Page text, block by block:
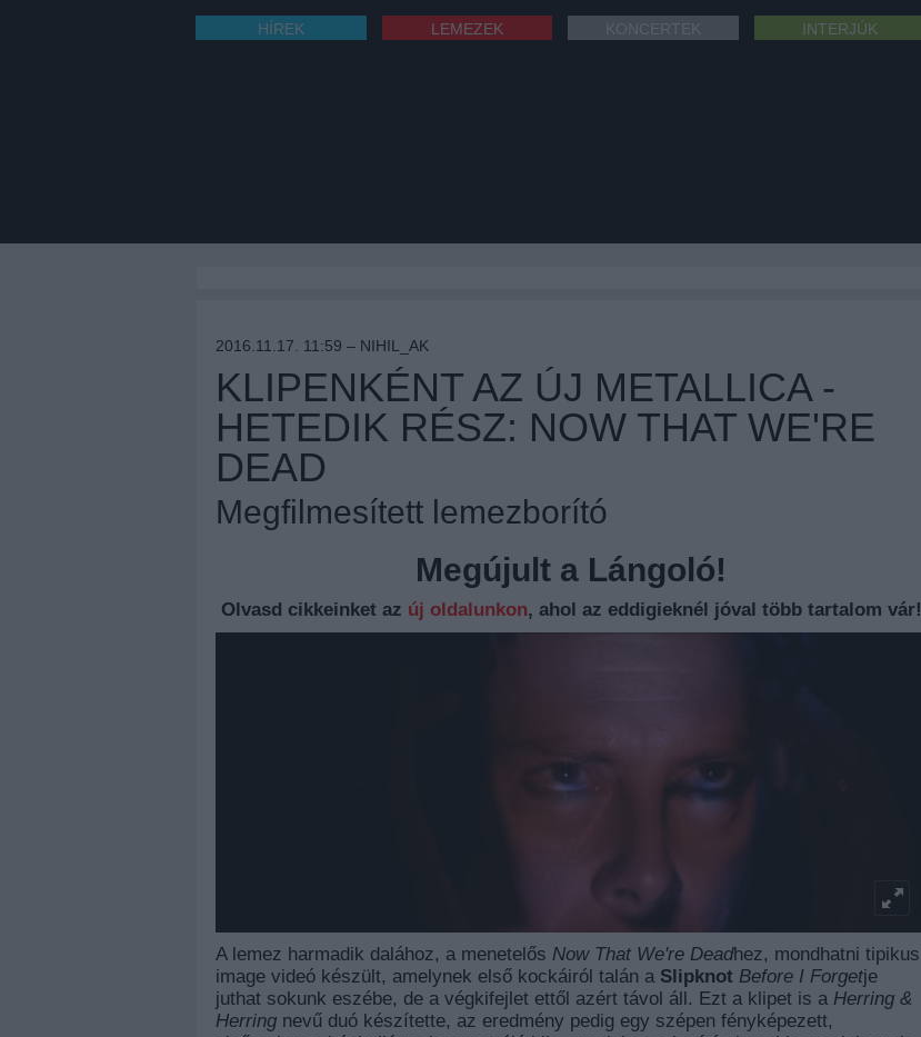
HÍREK LEMEZEK INTERJÚK
2016.11.17. 11:59 – NIHIL_AK
KLIPENKÉNT AZ ÚJ METALLICA -
HETEDIK RÉSZ: NOW THAT WE'RE
DEAD
Megfilmesített lemezborító
Megújult a Lángoló!
Olvasd cikkeinket az új oldalunkon, ahol az eddigieknél jóval több tartalom vár!
A lemez harmadik dalához, a menetelős Now That We're Deadhez, mondhatni tipikus
image videó készült, amelynek első kockáiról talán a Slipknot Before I Forgetje
juthat sokunk eszébe, de a végkifejlet ettől azért távol áll. Ezt a klipet is a Herring &
Herring nevű duó készítette, az eredmény pedig egy szépen fényképezett,